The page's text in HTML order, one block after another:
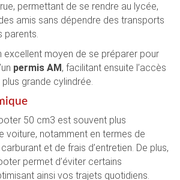
permettant de se rendre au lycée,
amis sans dépendre des transports
parents.
excellent moyen de se préparer pour
permis AM, facilitant ensuite l’accès
grande cylindrée.
50 cm3 est souvent plus
voiture, notamment en termes de
et de frais d’entretien. De plus,
permet d’éviter certains
ainsi vos trajets quotidiens.